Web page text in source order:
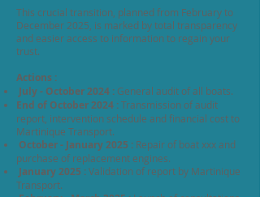
This crucial transition, planned from February to
December 2025, is marked by total transparency
and easier access to information to regain your
trust.
Actions :
July - October 2024 : General audit of all boats.
End of October 2024 :Transmission of audit
report, intervention schedule and financial cost to
Martinique Transport.
October - January 2025 : Repair of boat xxx and
purchase of replacement engines.
January 2025 :Validation of report by Martinique
Transport.